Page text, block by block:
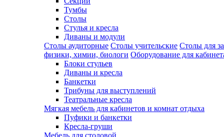
Тумбы
Столы
Стулья и кресла
Диваны и модули
Столы аудиторные Столы учительские Столы для
физики, химии, биологи Оборудование для
Блоки стульев
Диваны и кресла
Банкетки
Трибуны для выступлений
Театральные кресла
Мягкая мебель для кабинетов и комнат отдыха
Пуфики и банкетки
Кресла-груши
Мебель для столовой